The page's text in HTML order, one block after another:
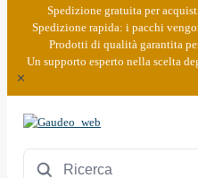
Spedizione gratuita per
Spedizione rapida: i pacchi
Prodotti di qualità garantita
Un supporto esperto nella scelta
✕